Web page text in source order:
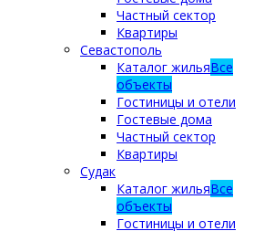
Частный сектор
Квартиры
Севастополь
Каталог жильяВсе
объекты
Гостиницы и отели
Гостевые дома
Частный сектор
Квартиры
Судак
Каталог жильяВсе
объекты
Гостиницы и отели